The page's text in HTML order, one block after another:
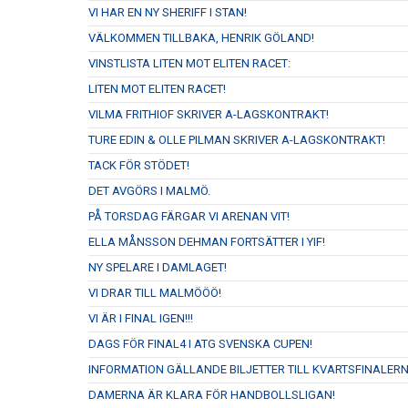
VI HAR EN NY SHERIFF I STAN!
VÄLKOMMEN TILLBAKA, HENRIK GÖLAND!
VINSTLISTA LITEN MOT ELITEN RACET:
LITEN MOT ELITEN RACET!
VILMA FRITHIOF SKRIVER A-LAGSKONTRAKT!
TURE EDIN & OLLE PILMAN SKRIVER A-LAGSKONTRAKT!
TACK FÖR STÖDET!
DET AVGÖRS I MALMÖ.
PÅ TORSDAG FÄRGAR VI ARENAN VIT!
ELLA MÅNSSON DEHMAN FORTSÄTTER I YIF!
NY SPELARE I DAMLAGET!
VI DRAR TILL MALMÖÖÖ!
VI ÄR I FINAL IGEN!!!
DAGS FÖR FINAL4 I ATG SVENSKA CUPEN!
INFORMATION GÄLLANDE BILJETTER TILL
DAMERNA ÄR KLARA FÖR HANDBOLLSLIGAN!